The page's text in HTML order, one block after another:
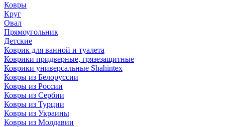
Ковры
Круг
Овал
Прямоугольник
Детские
Коврик для ванной и туалета
Коврики придверные, грязезащитные
Коврики универсальные Shahintex
Ковры из Белоруссии
Ковры из России
Ковры из Сербии
Ковры из Турции
Ковры из Украины
Ковры из Молдавии